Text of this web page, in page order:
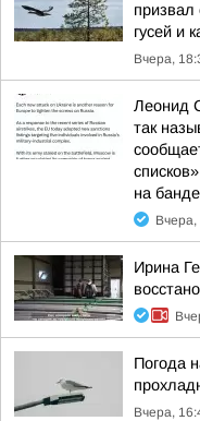
призвал
гусей и
Вчера,
Леонид
так
на
Вчера,
Ирина
Погода
Вчера,